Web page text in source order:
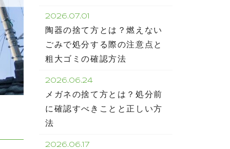
2026.07.01
陶器の捨て方とは？燃えない
ごみで処分する際の注意点と
粗大ゴミの確認方法
2026.06.24
メガネの捨て方とは？処分前
に確認すべきことと正しい方
法
2026.06.17